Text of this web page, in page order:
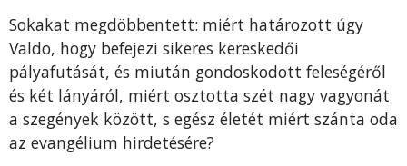
Sokakat megdöbbentett: miért határozott úgy
Valdo, hogy befejezi sikeres kereskedői
pályafutását, és miután gondoskodott feleségéről
és két lányáról, miért osztotta szét nagy vagyonát
a szegények között, s egész életét miért szánta oda
az evangélium hirdetésére?